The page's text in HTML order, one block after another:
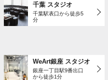
千葉 スタジオ
千葉駅表口から徒歩5
分
WeArt銀座 スタジオ
銀座一丁目駅9番出口
から徒歩1分